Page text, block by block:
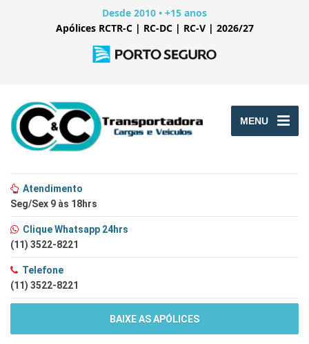
Desde 2010 • +15 anos
Apólices RCTR-C | RC-DC | RC-V | 2026/27
MENU
Atendimento
Seg/Sex 9 às 18hrs
Clique Whatsapp 24hrs
(11) 3522-8221
Telefone
(11) 3522-8221
BAIXE AS APÓLICES